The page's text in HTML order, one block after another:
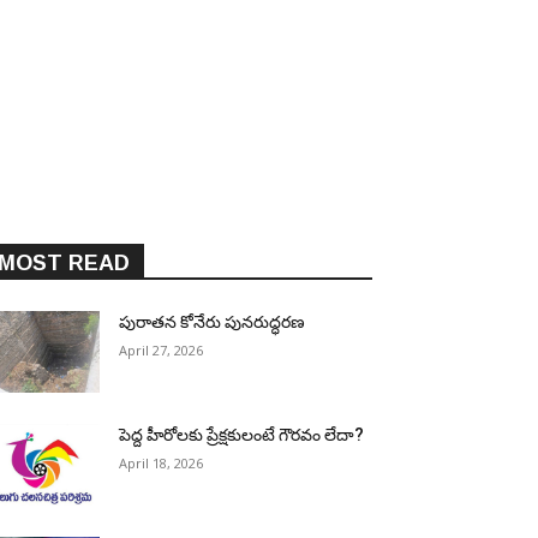
READ
పురాత‌న కోనేరు పున‌రుద్ధ‌ర‌ణ
April 27, 2026
పెద్ద హీరోల‌కు ప్రేక్ష‌కులంటే గౌర‌వం లేదా?
April 18, 2026